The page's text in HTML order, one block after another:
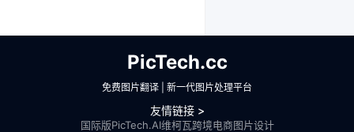
PicTech.cc
免费图片翻译 | 新一代图片处理平台
友情链接 >
国际版PicTech.AI维柯瓦跨境电商图片设计